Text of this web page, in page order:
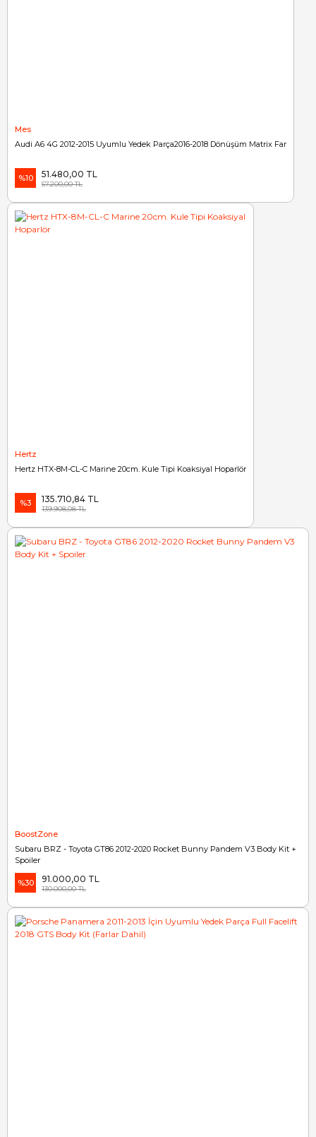
Mes
Audi A6 4G 2012-2015 Uyumlu Yedek Parça2016-2018 Dönüşüm Matrix Far
%10 51.480,00 TL
57.200,00 TL
Hertz
Hertz HTX-8M-CL-C Marine 20cm. Kule Tipi Koaksiyal Hoparlör
%3 135.710,84 TL
139.908,08 TL
BoostZone
Subaru BRZ - Toyota GT86 2012-2020 Rocket Bunny Pandem V3 Body Kit +
Spoiler
%30 91.000,00 TL
130.000,00 TL